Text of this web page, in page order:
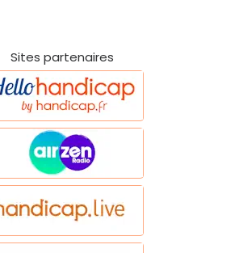
Sites partenaires